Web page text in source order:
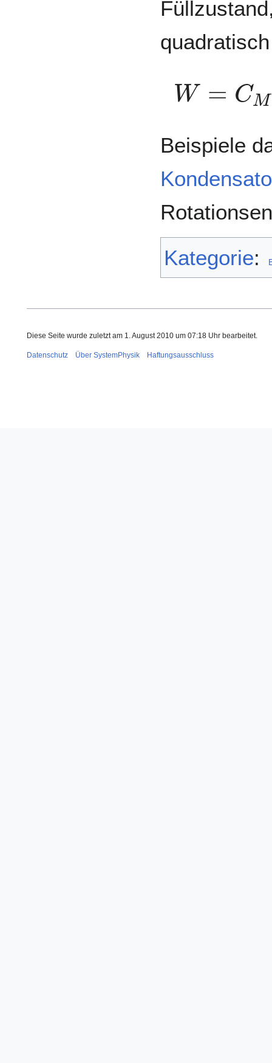
W= M∫
Beispiele
Kategorie:
Diese Seite wurde zuletzt am 1. August 2010 um 07:18 Uhr bearbeitet.
Datenschutz Über SystemPhysik Haftungsausschluss